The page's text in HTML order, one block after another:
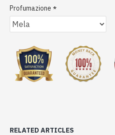
Profumazione
RELATED ARTICLES